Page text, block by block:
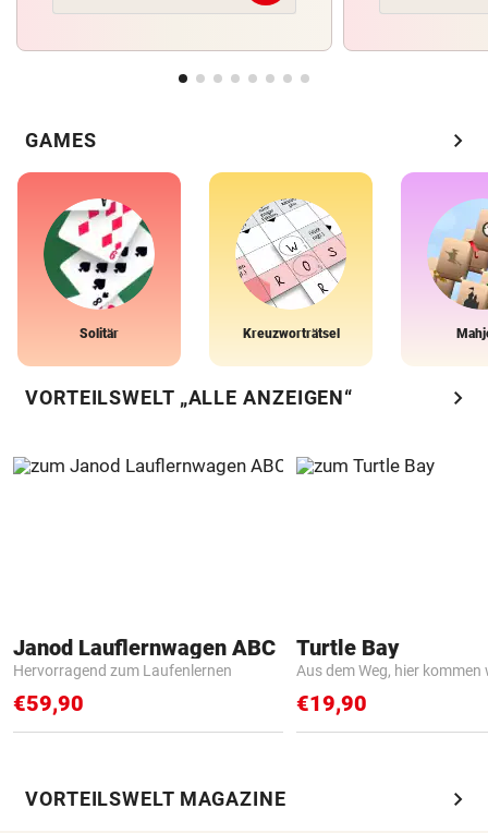
GAMES chevron_right
Solitär Kreuzworträtsel
VORTEILSWELT „ALLE ANZEIGEN“ chevron_right
Janod Lauflernwagen ABC
Hervorragend zum Laufenlernen
€59,90
Turtle Bay
Aus dem Weg, hier kommen
€19,90
VORTEILSWELT MAGAZINE chevron_right